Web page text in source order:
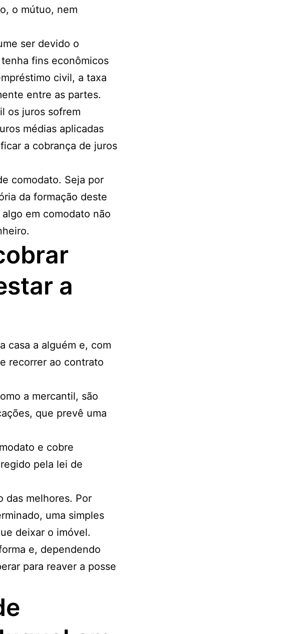
o mútuo, nem
ser devido o
fins econômicos
civil, a taxa
entre as partes.
os juros sofrem
médias aplicadas
a cobrança de juros
comodato. Seja por
da formação deste
em comodato não
a
casa a alguém e, com
recorrer ao contrato
a mercantil, são
que prevê uma
e cobre
pela lei de
das melhores. Por
uma simples
deixar o imóvel.
e, dependendo
para reaver a posse